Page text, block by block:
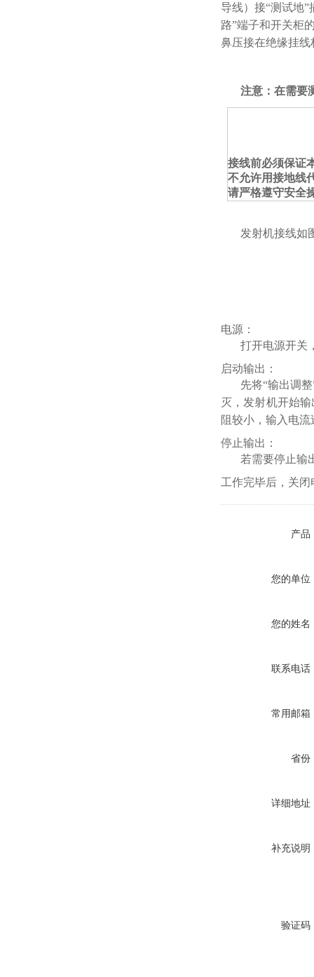
导线）接“测试地
路”端子和开关柜
鼻压接在绝缘挂
注意： 在需要
接线前必须保证
不允许用接地线
请严格遵守安全
发射机接线如
电源：
打开电源开关
启动输出：
先将“输出调
灭，发射机开始
阻较小，输入电
停止输出：
若需要停止输
工作完毕后，关
产品
您的单位
您的姓名
联系电话
常用邮箱
省份
详细地址
补充说明
验证码